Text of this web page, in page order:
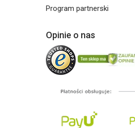
Program partnerski
Opinie o nas